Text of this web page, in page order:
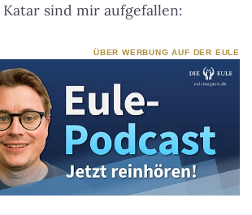
sind mir aufgefallen:
ÜBER WERBUNG AUF DER EULE